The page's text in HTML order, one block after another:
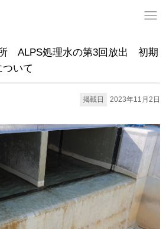
ALPS処理水の第3回放出 初期
いて
掲載日 2023年11月2日